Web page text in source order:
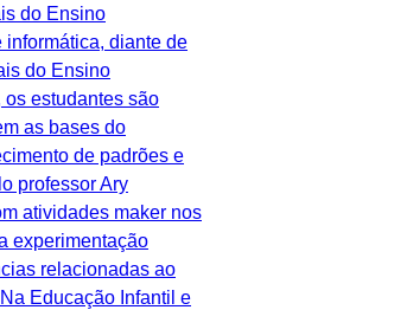
do Ensino
diante de
do Ensino
estudantes são
as bases do
de padrões e
professor Ary
atividades maker nos
experimentação
relacionadas ao
Educação Infantil e